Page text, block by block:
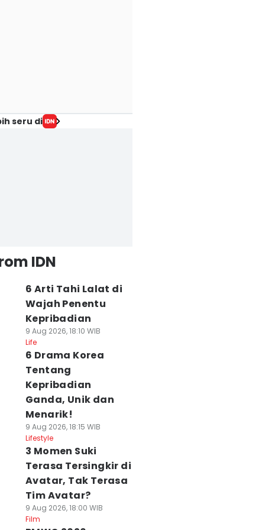
seru di
IDN
6 Arti Tahi Lalat di
Wajah Penentu
Kepribadian
9 Aug 2026, 18:10 WIB
Life
6 Drama Korea
Tentang
Kepribadian
Ganda, Unik dan
Menarik!
9 Aug 2026, 18:15 WIB
Lifestyle
3 Momen Suki
Terasa Tersingkir di
Avatar, Tak Terasa
Tim Avatar?
9 Aug 2026, 18:00 WIB
Film